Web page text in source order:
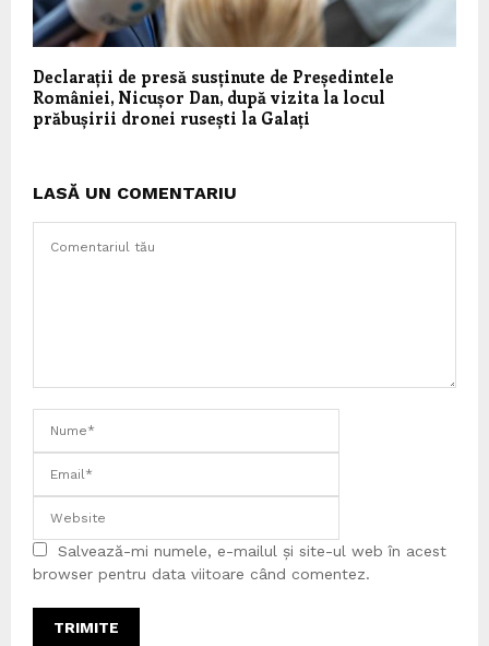
Declarații de presă susținute de Președintele
României, Nicușor Dan, după vizita la locul
prăbușirii dronei rusești la Galați
LASĂ UN COMENTARIU
Salvează-mi numele, e-mailul și site-ul web în acest
browser pentru data viitoare când comentez.